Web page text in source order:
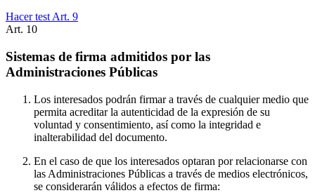
Hacer test Art. 9
Art. 10
Sistemas de firma admitidos por las
Administraciones Públicas
Los interesados podrán firmar a través de cualquier medio que
permita acreditar la autenticidad de la expresión de su
voluntad y consentimiento, así como la integridad e
inalterabilidad del documento.
En el caso de que los interesados optaran por relacionarse con
las Administraciones Públicas a través de medios electrónicos,
se considerarán válidos a efectos de firma: